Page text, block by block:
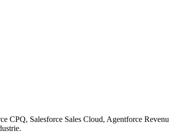
CPQ, Salesforce Sales Cloud, Agentforce